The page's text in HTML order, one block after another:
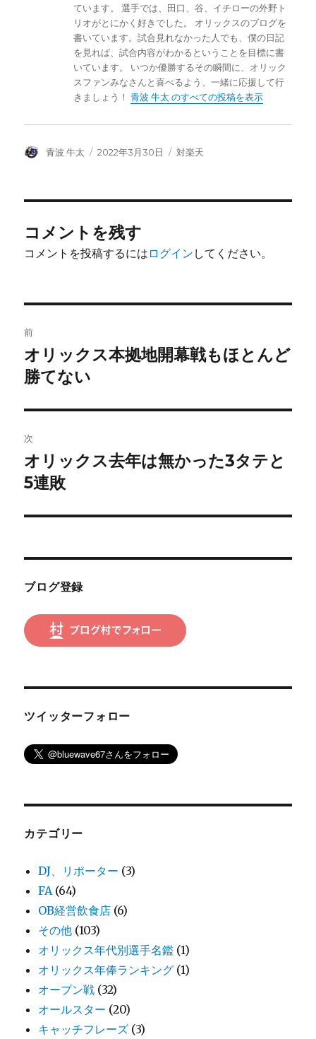
ています。 選手では、田口、谷、イチローの外野ト
リオがとにかく好きでした。 オリックスのブログを
書いています。試合見れなかった人でも、僕の日記
を見れば、試合内容がわかるということを目標に書
いています。 いつか優勝するその瞬間に、オリック
スファンみなさんと喜べるよう、一緒に応援して行
きましょう！青波 牛太 のすべての投稿を表示
投
青波 牛太
投
2022年3月30日
カ
対楽天
コメントを残す
コメントを投稿するには ログイン してください。
稿
ナ
ビ
ゲ
ー
シ
ン
前
前
の
稿:
オリックス本拠地開幕戦もほとんど
勝てない
次
次
の
稿:
オリックス去年は無かった3タテと
5連敗
ブログ登録
ツイッターフォロー
カテゴリー
DJ、リポーター (3)
FA(64)
OB経営飲食店 (6)
その他 (103)
オリックス年代別選手名鑑 (1)
オリックス年俸ランキング (1)
オープン戦 (32)
オールスター (20)
キャッチフレーズ (3)